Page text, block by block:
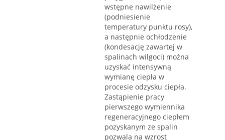
wstępne nawilżenie
(podniesienie
temperatury punktu rosy),
a następnie ochłodzenie
(kondesację zawartej w
spalinach wilgoci) można
uzyskać intensywną
wymianę ciepła w
procesie odzysku ciepła.
Zastąpienie pracy
pierwszego wymiennika
regeneracyjnego ciepłem
pozyskanym ze spalin
pozwala na wzrost